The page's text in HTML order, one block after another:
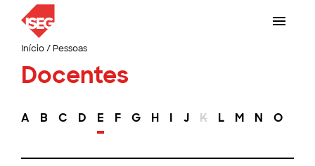
Início/ Pessoas
Docentes
A B C D E F G H I J K L M N O